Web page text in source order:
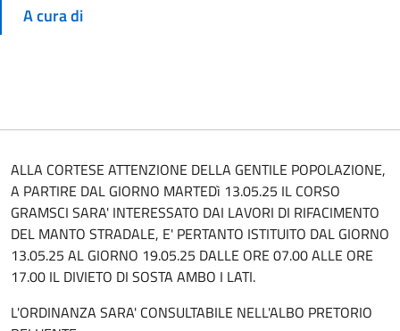
A cura di
ALLA CORTESE ATTENZIONE DELLA GENTILE POPOLAZIONE,
A PARTIRE DAL GIORNO MARTEDì 13.05.25 IL CORSO
GRAMSCI SARA' INTERESSATO DAI LAVORI DI RIFACIMENTO
DEL MANTO STRADALE, E' PERTANTO ISTITUITO DAL GIORNO
13.05.25 AL GIORNO 19.05.25 DALLE ORE 07.00 ALLE ORE
17.00 IL DIVIETO DI SOSTA AMBO I LATI.
L'ORDINANZA SARA' CONSULTABILE NELL'ALBO PRETORIO